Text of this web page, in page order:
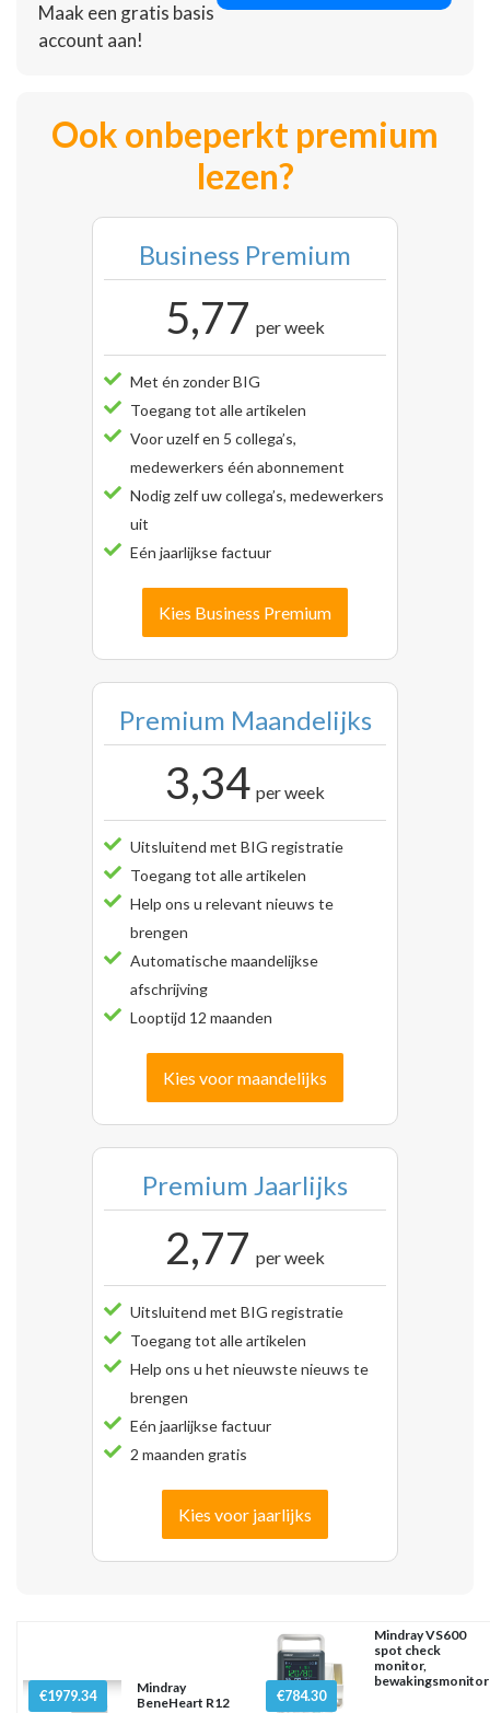
Maak een gratis basis
account aan!
Ook onbeperkt premium
lezen?
Business Premium
5,77 per week
Met én zonder BIG
Toegang tot alle artikelen
Voor uzelf en 5 collega’s,
medewerkers één abonnement
Nodig zelf uw collega’s, medewerkers
uit
Eén jaarlijkse factuur
Kies Business Premium
Premium Maandelijks
3,34 per week
Uitsluitend met BIG registratie
Toegang tot alle artikelen
Help ons u relevant nieuws te
brengen
Automatische maandelijkse
afschrijving
Looptijd 12 maanden
Kies voor maandelijks
Premium Jaarlijks
2,77 per week
Uitsluitend met BIG registratie
Toegang tot alle artikelen
Help ons u het nieuwste nieuws te
brengen
Eén jaarlijkse factuur
2 maanden gratis
Kies voor jaarlijks
€1979.34
Mindray
BeneHeart R12
€784.30
Mindray VS600
spot check
monitor,
bewakingsmonitor